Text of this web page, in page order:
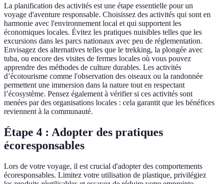
La planification des activités est une étape essentielle pour un
voyage d'aventure responsable. Choisissez des activités qui sont en
harmonie avec l'environnement local et qui supportent les
économiques locales. Évitez les pratiques nuisibles telles que les
excursions dans les parcs nationaux avec peu de réglementation.
Envisagez des alternatives telles que le trekking, la plongée avec
tuba, ou encore des visites de fermes locales où vous pouvez
apprendre des méthodes de culture durables. Les activités
d’écotourisme comme l'observation des oiseaux ou la randonnée
permettent une immersion dans la nature tout en respectant
l’écosystème. Pensez également à vérifier si ces activités sont
menées par des organisations locales : cela garantit que les bénéfices
reviennent à la communauté.
Étape 4 : Adopter des pratiques
écoresponsables
Lors de votre voyage, il est crucial d'adopter des comportements
écoresponsables. Limitez votre utilisation de plastique, privilégiez